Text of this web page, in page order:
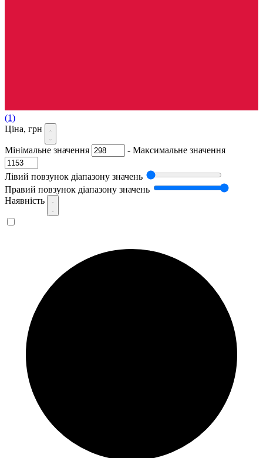
(1)
Ціна, грн
Мінімальне значення - Максимальне значення
Лівий повзунок діапазону значень
Правий повзунок діапазону значень
Наявність